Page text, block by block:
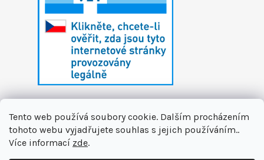
Tento web používá soubory cookie. Dalším procházením
tohoto webu vyjadřujete souhlas s jejich používáním..
Více informací zde.